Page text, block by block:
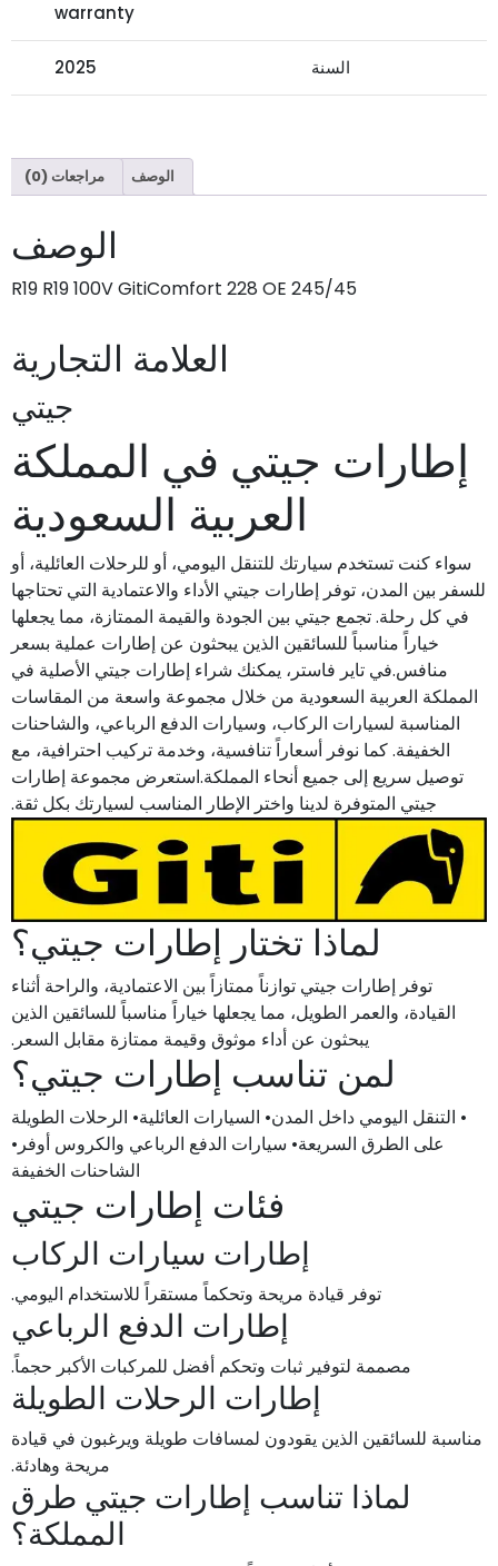
warranty
السنة 2025
الوصف مراجعات (0)
الوصف
245/45 R19 R19 100V GitiComfort 228 OE
العلامة التجارية
جيتي
إطارات جيتي في المملكة
العربية السعودية
سواء كنت تستخدم سيارتك للتنقل اليومي، أو للرحلات العائلية، أو
للسفر بين المدن، توفر إطارات جيتي الأداء والاعتمادية التي تحتاجها
في كل رحلة. تجمع جيتي بين الجودة والقيمة الممتازة، مما يجعلها
خياراً مناسباً للسائقين الذين يبحثون عن إطارات عملية بسعر
منافس.في تاير فاستر، يمكنك شراء إطارات جيتي الأصلية في
المملكة العربية السعودية من خلال مجموعة واسعة من المقاسات
المناسبة لسيارات الركاب، وسيارات الدفع الرباعي، والشاحنات
الخفيفة. كما نوفر أسعاراً تنافسية، وخدمة تركيب احترافية، مع
توصيل سريع إلى جميع أنحاء المملكة.استعرض مجموعة إطارات
جيتي المتوفرة لدينا واختر الإطار المناسب لسيارتك بكل ثقة.
لماذا تختار إطارات جيتي؟
توفر إطارات جيتي توازناً ممتازاً بين الاعتمادية، والراحة أثناء
القيادة، والعمر الطويل، مما يجعلها خياراً مناسباً للسائقين الذين
يبحثون عن أداء موثوق وقيمة ممتازة مقابل السعر.
لمن تناسب إطارات جيتي؟
• التنقل اليومي داخل المدن• السيارات العائلية• الرحلات الطويلة
على الطرق السريعة• سيارات الدفع الرباعي والكروس أوفر•
الشاحنات الخفيفة
فئات إطارات جيتي
إطارات سيارات الركاب
توفر قيادة مريحة وتحكماً مستقراً للاستخدام اليومي.
إطارات الدفع الرباعي
مصممة لتوفير ثبات وتحكم أفضل للمركبات الأكبر حجماً.
إطارات الرحلات الطويلة
مناسبة للسائقين الذين يقودون لمسافات طويلة ويرغبون في قيادة
مريحة وهادئة.
لماذا تناسب إطارات جيتي طرق
المملكة؟